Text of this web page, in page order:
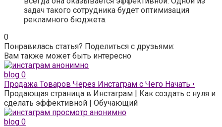
задач такого сотрудника будет оптимизация
рекламного бюджета.
0
Понравилась статья? Поделиться с друзьями:
Вам также может быть интересно
blog 0
Продажа Товаров Через Инстаграм с Чего Начать •
Продающая страница в Инстаграм | Как создать с нуля и
сделать эффективной | Обучающий
blog 0